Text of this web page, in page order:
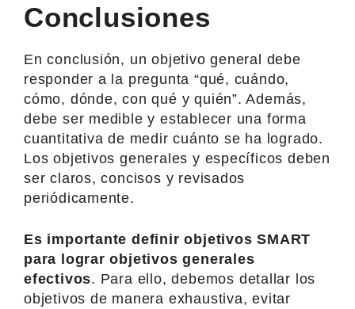
Conclusiones
En conclusión, un objetivo general debe
responder a la pregunta “qué, cuándo,
cómo, dónde, con qué y quién”. Además,
debe ser medible y establecer una forma
cuantitativa de medir cuánto se ha logrado.
Los objetivos generales y específicos deben
ser claros, concisos y revisados
periódicamente.
Es importante definir objetivos SMART
para lograr objetivos generales
efectivos. Para ello, debemos detallar los
objetivos de manera exhaustiva, evitar